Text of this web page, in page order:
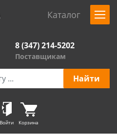
Каталог
8 (347) 214-5202
Поставщикам
Войти Корзина